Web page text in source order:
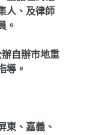
人、及律師
。
自辦市地重
導。
東、嘉義、